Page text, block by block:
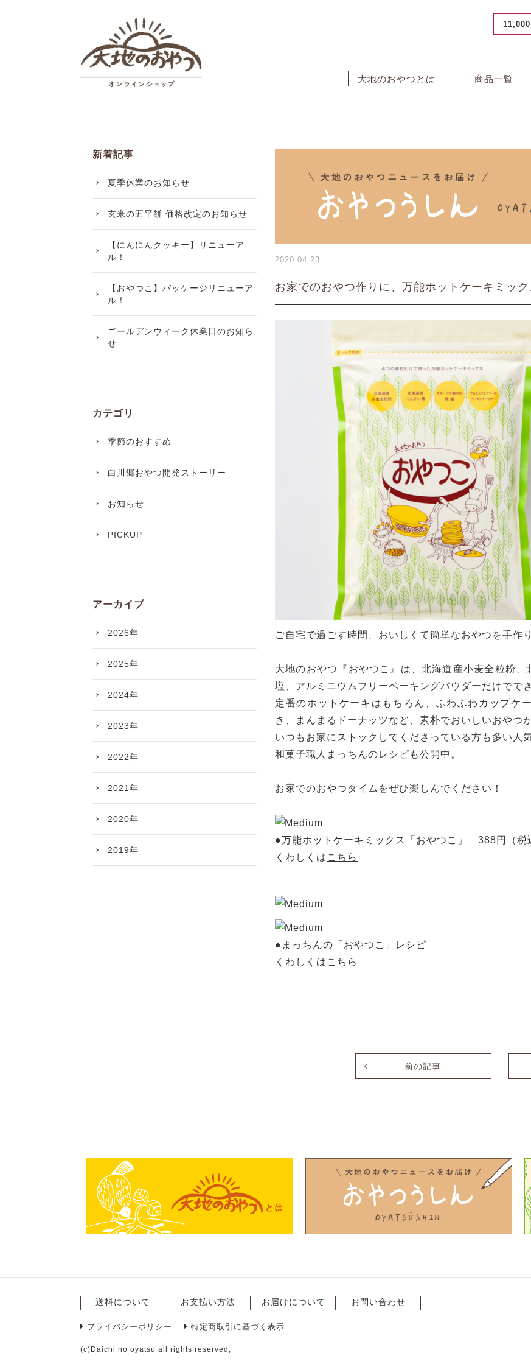
大地のおやつとは 商品一覧
2020.04.23
お家でのおやつ作りに、万能ホットケーキミッ
ご自宅で過ごす時間、おいしくて簡単なおやつを手作
大地のおやつ『おやつこ』は、北海道産小麦全粒粉
塩、アルミニウムフリーベーキングパウダーだけでで
定番のホットケーキはもちろん、ふわふわカップケ
き、まんまるドーナッツなど、素朴でおいしいおやつ
いつもお家にストックしてくださっている方も多い人
和菓子職人まっちんのレシピも公開中。
お家でのおやつタイムをぜひ楽しんでください！
●万能ホットケーキミックス「おやつこ」 388円（税
くわしくは こちら
●まっちんの「おやつこ」レシピ
くわしくは こちら
前の記事
新着記事
夏季休業のお知らせ
玄米の五平餅 価格改定のお知らせ
【にんにんクッキー】リニューア
ル！
【おやつこ】パッケージリニューア
ル！
ゴールデンウィーク休業日のお知ら
せ
カテゴリ
季節のおすすめ
白川郷おやつ開発ストーリー
お知らせ
PICKUP
アーカイブ
2026年
2025年
2024年
2023年
2022年
2021年
2020年
2019年
送料について お支払い方法 お届けについて お問い合わせ
プライバシーポリシー 特定商取引に基づく表示
(c)Daichi no oyatsu all rights reserved,